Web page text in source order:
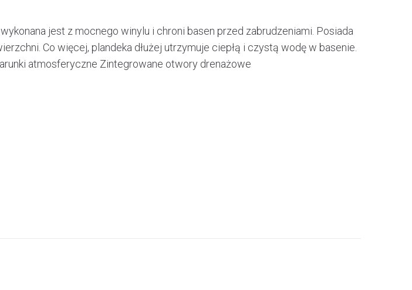
jest z mocnego winylu i chroni basen przed zabrudzeniami. Posiada
Co więcej, plandeka dłużej utrzymuje ciepłą i czystą wodę w basenie.
atmosferyczne Zintegrowane otwory drenażowe